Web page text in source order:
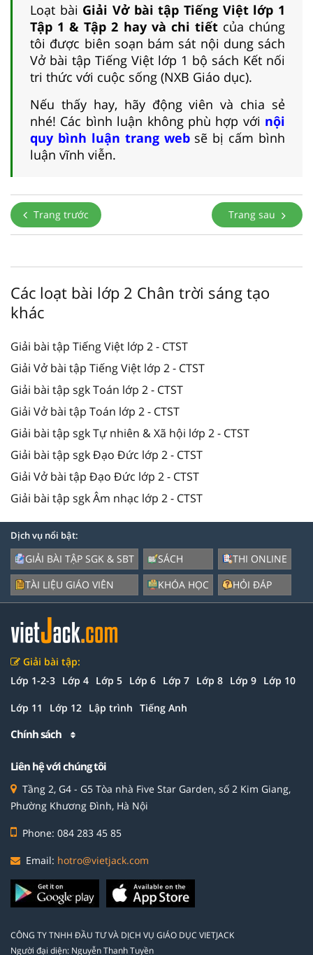
Loạt bài Giải Vở bài tập Tiếng Việt lớp 1
Tập 1 & Tập 2 hay và chi tiếtcủa chúng
tôi được biên soạn bám sát nội dung sách
Vở bài tập Tiếng Việt lớp 1 bộ sách Kết nối
tri thức với cuộc sống (NXB Giáo dục).
Nếu thấy hay, hãy động viên và chia sẻ
nhé! Các bình luận không phù hợp với nội
quy bình luận trang websẽ bị cấm bình
luận vĩnh viễn.
Trang trước Trang sau
Các loạt bài lớp 2 Chân trời sáng tạo
khác
Giải bài tập Tiếng Việt lớp 2 - CTST
Giải Vở bài tập Tiếng Việt lớp 2 - CTST
Giải bài tập sgk Toán lớp 2 - CTST
Giải Vở bài tập Toán lớp 2 - CTST
Giải bài tập sgk Tự nhiên & Xã hội lớp 2 - CTST
Giải bài tập sgk Đạo Đức lớp 2 - CTST
Giải Vở bài tập Đạo Đức lớp 2 - CTST
Giải bài tập sgk Âm nhạc lớp 2 - CTST
Dịch vụ nổi bật:
GIẢI BÀI TẬP SGK & SBT
TÀI LIỆU GIÁO VIÊN
SÁCH
KHÓA HỌC
THI ONLINE
HỎI ĐÁP
Giải bài tập:
Lớp 1-2-3 Lớp 4 Lớp 5 Lớp 6 Lớp 7 Lớp 8 Lớp 9 Lớp 10
Lớp 11 Lớp 12 Lập trình Tiếng Anh
Chính sách
Liên hệ với chúng tôi
Tầng 2, G4 - G5 Tòa nhà Five Star Garden, số 2 Kim Giang,
Phường Khương Đình, Hà Nội
Phone: 084 283 45 85
Email: hotro@vietjack.com
CÔNG TY TNHH ĐẦU TƯ VÀ DỊCH VỤ GIÁO DỤC VIETJACK
Người đại diện: Nguyễn Thanh Tuyền